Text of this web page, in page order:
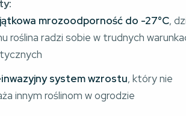
mrozoodporność do -27°C,
roślina radzi sobie w trudnych
system wzrostu, który nie
innym roślinom w ogrodzie